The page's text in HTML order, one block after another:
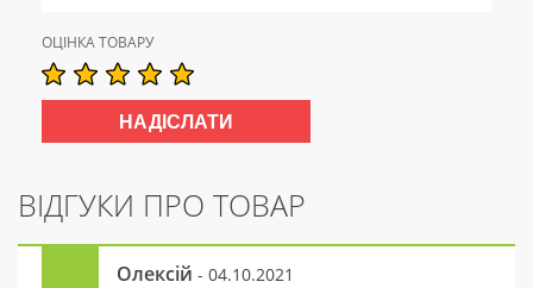
ОЦІНКА ТОВАРУ
ВІДГУКИ ПРО ТОВАР
Олексій - 04.10.2021